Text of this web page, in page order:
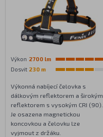
Výkon 2700 lm
Dosvit 230 m
Výkonná nabíjecí čelovka s
dálkovým reflektorem a širokým
reflektorem s vysokým CRI (90).
Je osazena magnetickou
koncovkou a čelovku lze
vyjmout z držáku.